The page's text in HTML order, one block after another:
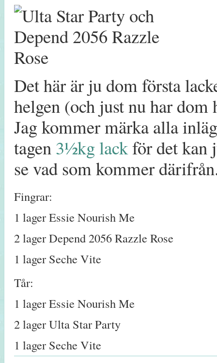
Det här är ju dom första
helgen (och just nu har
Jag kommer märka alla
tagen 3½kg lackför det kan
se vad som kommer
Fingrar:
1 lager Essie Nourish Me
2 lager Depend 2056 Razzle Rose
1 lager Seche Vite
Tår:
1 lager Essie Nourish Me
2 lager Ulta Star Party
1 lager Seche Vite